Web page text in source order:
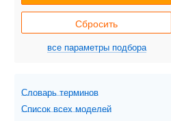
Сбросить
все параметры подбора
Словарь терминов
Список всех моделей